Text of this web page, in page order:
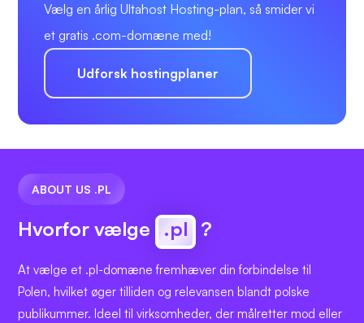
Vælg en årlig Ultahost Hosting-plan, så smider vi
et gratis .com-domæne med!
Udforsk hostingplaner
ABOUT US .PL
Hvorfor vælge .pl ?
At vælge et .pl-domæne fremhæver din forbindelse til
Polen, hvilket øger tilliden og relevansen blandt polske
publikummer. Ideel til virksomheder, der målretter mod eller